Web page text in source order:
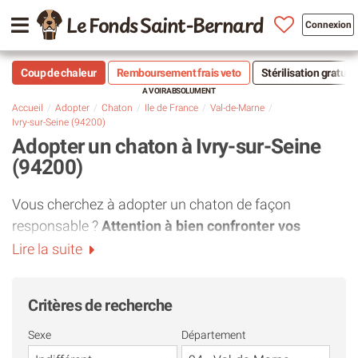
Le Fonds Saint-Bernard Connexion
Coup de chaleur Remboursement frais veto Stérilisation
Accueil Adopter Chaton Ile de France
Val-de-Marne
Ivry-sur-Seine (94200)
Adopter un chaton à Ivry-sur-Seine
(94200)
Vous cherchez à adopter un chaton de façon
responsable ?Attention à bien confronter vos
attentes à la réalité.
association près de Ivry-sur-Seine (94200) ou dans le
département
est finalement assez rare
Lire la suite
Critères de recherche
Sexe Département